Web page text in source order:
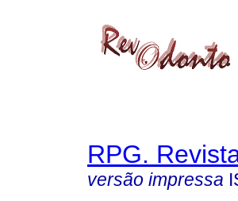
RPG.
versão impressa